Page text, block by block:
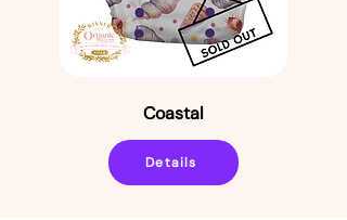
Coastal
Details